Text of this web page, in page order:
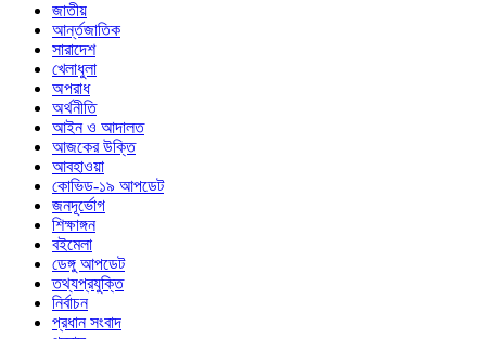
জাতীয়
আর্ন্তজাতিক
সারাদেশ
খেলাধুলা
অপরাধ
অর্থনীতি
আইন ও আদালত
আজকের উক্তি
আবহাওয়া
কোভিড-১৯ আপডেট
জনদূর্ভোগ
শিক্ষাঙ্গন
বইমেলা
ডেঙ্গু আপডেট
তথ্যপ্রযুক্তি
নির্বাচন
প্রধান সংবাদ